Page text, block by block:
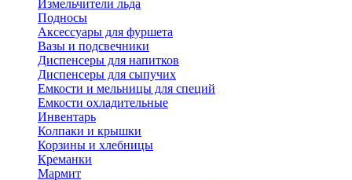
Измельчители льда
Подносы
Аксессуары для фуршета
Вазы и подсвечники
Диспенсеры для напитков
Диспенсеры для сыпучих
Емкости и мельницы для специй
Емкости охладительные
Инвентарь
Колпаки и крышки
Корзины и хлебницы
Креманки
Мармит